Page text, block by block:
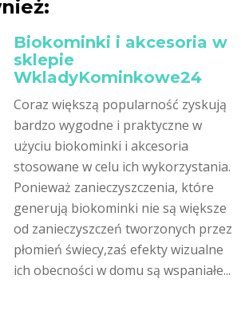
Biokominki i akcesoria w
sklepie
WkladyKominkowe24
Coraz większą popularność zyskują
bardzo wygodne i praktyczne w
użyciu biokominki i akcesoria
stosowane w celu ich wykorzystania.
Ponieważ zanieczyszczenia, które
generują biokominki nie są większe
od zanieczyszczeń tworzonych przez
płomień świecy,zaś efekty wizualne
ich obecności w domu są wspaniałe...